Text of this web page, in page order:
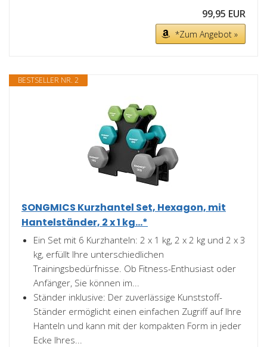
99,95 EUR
*Zum Angebot »
BESTSELLER NR. 2
SONGMICS Kurzhantel Set, Hexagon, mit
Hantelständer, 2 x 1 kg...*
Ein Set mit 6 Kurzhanteln: 2 x 1 kg, 2 x 2 kg und 2 x 3
kg, erfüllt Ihre unterschiedlichen
Trainingsbedürfnisse. Ob Fitness-Enthusiast oder
Anfänger, Sie können im...
Ständer inklusive: Der zuverlässige Kunststoff-
Ständer ermöglicht einen einfachen Zugriff auf Ihre
Hanteln und kann mit der kompakten Form in jeder
Ecke Ihres...